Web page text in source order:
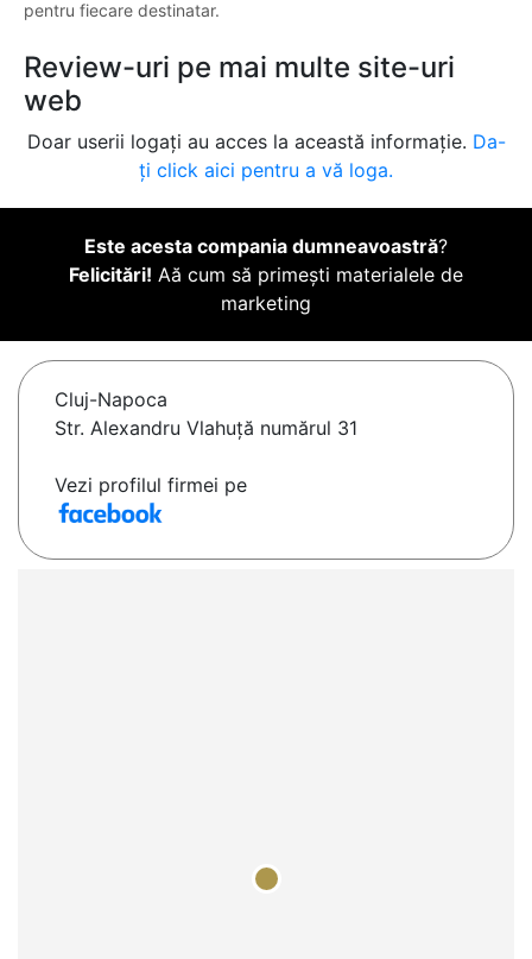
pentru fiecare destinatar.
Review-uri pe mai multe site-uri
web
Doar userii logați au acces la această informație. Da-
ți click aici pentru a vă loga.
Este acesta compania dumneavoastră?
Felicitări! Aă cum să primești materialele de
marketing
Cluj-Napoca
Str. Alexandru Vlahuță numărul 31
Vezi profilul firmei pe